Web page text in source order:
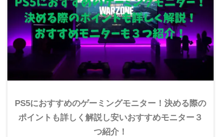
PS5におすすめのゲーミングモニター！決める際の
ポイントも詳しく解説し安いおすすめモニター３
つ紹介！